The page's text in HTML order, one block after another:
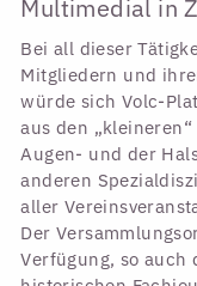
Multimedial in
Bei all dieser
Mitgliedern und
würde sich Volc-
aus den
Augen- und der
anderen
aller
Der
Verfügung, so auch